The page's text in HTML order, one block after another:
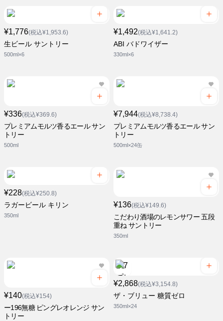
¥1,776(税込¥1,953.6)
生ビール サントリー
500ml×6
¥1,492(税込¥1,641.2)
ABI バドワイザー
330ml×6
¥336(税込¥369.6)
プレミアムモルツ香るエール サン
トリー
500ml
¥7,944(税込¥8,738.4)
プレミアムモルツ香るエール サン
トリー
500ml×24缶
¥228(税込¥250.8)
ラガービール キリン
350ml
¥136(税込¥149.6)
こだわり酒場のレモンサワー 五段
重ね サントリー
350ml
¥140(税込¥154)
ー196無糖 ピングレオレンジ サン
トリー
¥2,868(税込¥3,154.8)
ザ・ブリュー 糖質ゼロ
350ml×24